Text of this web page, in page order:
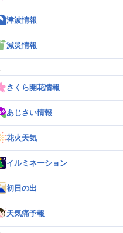
津波情報
減災情報
さくら開花情報
あじさい情報
花火天気
イルミネーション
初日の出
天気痛予報